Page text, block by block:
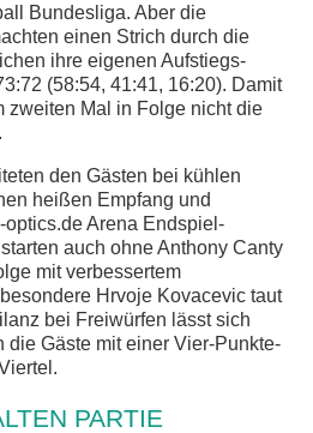
Bundesliga. Aber die
einen Strich durch die
ihre eigenen Aufstiegs-
(58:54, 41:41, 16:20). Damit
zweiten Mal in Folge nicht die
den Gästen bei kühlen
heißen Empfang und
Arena Endspiel-
auch ohne Anthony Canty
mit verbessertem
Hrvoje Kovacevic taut
bei Freiwürfen lässt sich
die Gäste mit einer Vier-Punkte-
PARTIE